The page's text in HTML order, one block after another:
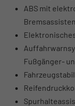
ABS mit
Fußgänger-